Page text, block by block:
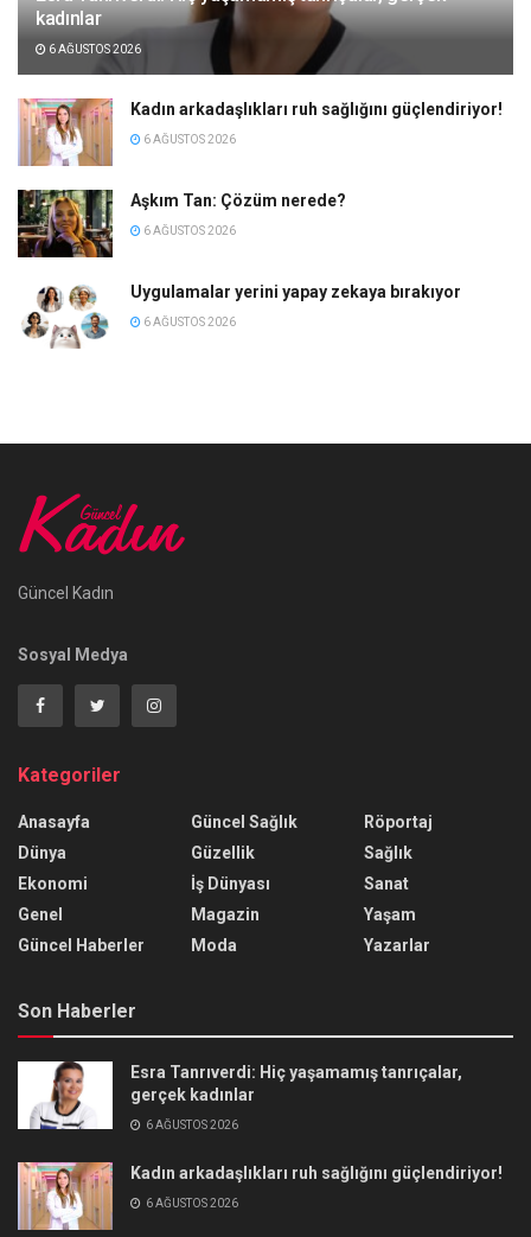
kadınlar
6 AĞUSTOS 2026
Kadın arkadaşlıkları ruh sağlığını güçlendiriyor!
6 AĞUSTOS 2026
Aşkım Tan: Çözüm nerede?
6 AĞUSTOS 2026
Uygulamalar yerini yapay zekaya bırakıyor
6 AĞUSTOS 2026
Güncel Kadın
Sosyal Medya
Kategoriler
Anasayfa
Dünya
Ekonomi
Genel
Güncel Haberler
Güncel Sağlık
Güzellik
İş Dünyası
Magazin
Moda
Röportaj
Sağlık
Sanat
Yaşam
Yazarlar
Son Haberler
Esra Tanrıverdi: Hiç yaşamamış tanrıçalar,
gerçek kadınlar
6 AĞUSTOS 2026
Kadın arkadaşlıkları ruh sağlığını güçlendiriyor!
6 AĞUSTOS 2026